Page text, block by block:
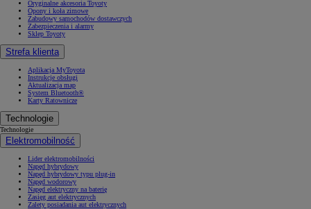
Oryginalne akcesoria Toyoty
Opony i koła zimowe
Zabudowy samochodów dostawczych
Zabezpieczenia i alarmy
Sklep Toyoty
Strefa klienta
Aplikacja MyToyota
Instrukcje obsługi
Aktualizacja map
System Bluetooth®
Karty Ratownicze
Technologie
Technologie
Elektromobilność
Lider elektromobilności
Napęd hybrydowy
Napęd hybrydowy typu plug-in
Napęd wodorowy
Napęd elektryczny na baterię
Zasięg aut elektrycznych
Zalety posiadania aut elektrycznych